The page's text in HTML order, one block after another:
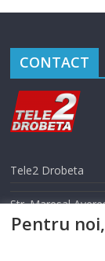
CONTACT
Tele2 Drobeta
Str. Maresal
Telefon: 0352
Email:
Pentru